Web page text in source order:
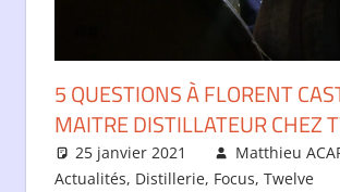
5 QUESTIONS À FLORENT
MAITRE DISTILLATEUR CHEZ
25 janvier 2021
Matthieu
Actualités, Distillerie, Focus, Twelve